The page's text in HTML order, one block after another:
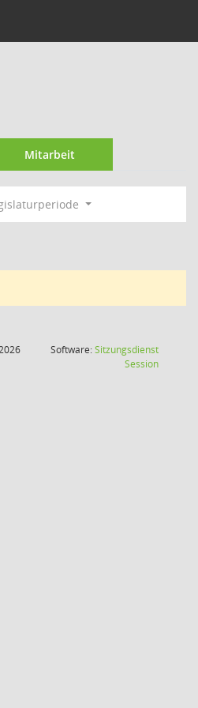
Mitarbeit
Software:Sitzungsdienst
Session(Wird in